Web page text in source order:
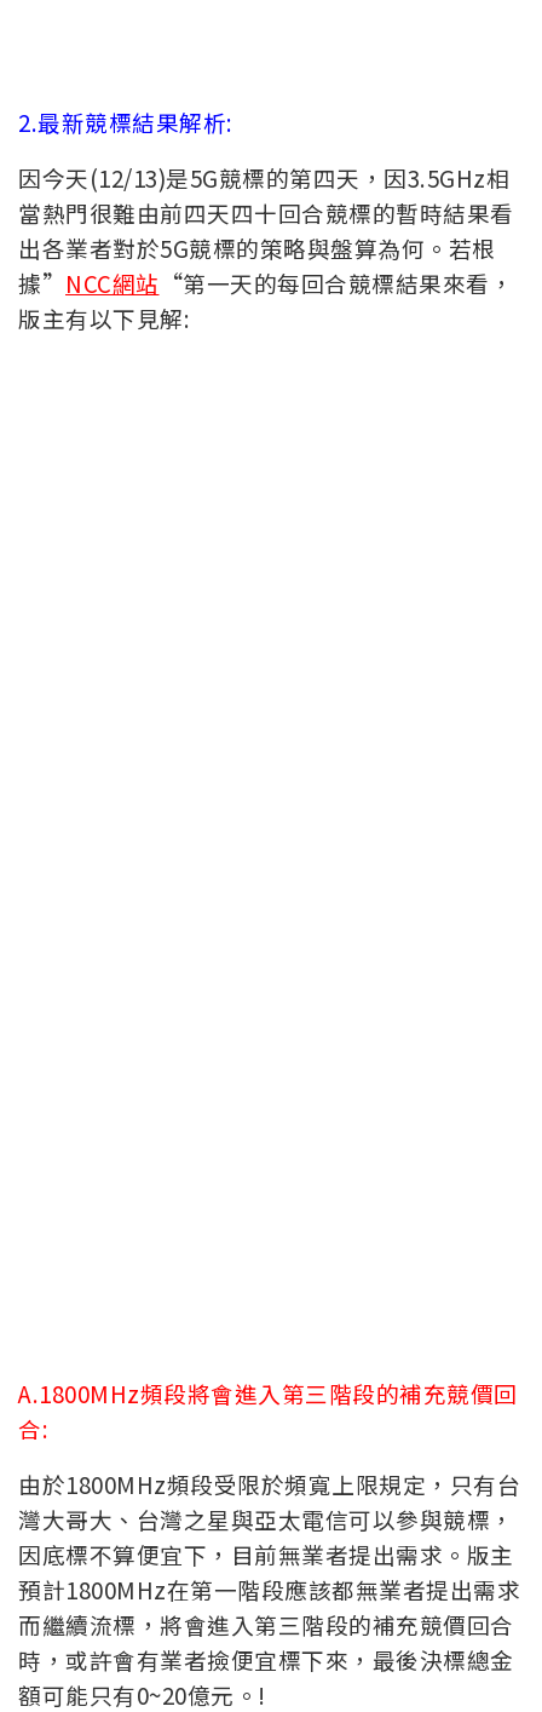
2.最新競標結果解析:
因今天(12/13)是5G競標的第四天，因3.5GHz相
當熱門很難由前四天四十回合競標的暫時結果看
出各業者對於5G競標的策略與盤算為何。若根
據” NCC網站 “第一天的每回合競標結果來看，
版主有以下見解:
A.1800MHz頻段將會進入第三階段的補充競價回
合:
由於1800MHz頻段受限於頻寬上限規定，只有台
灣大哥大、台灣之星與亞太電信可以參與競標，
因底標不算便宜下，目前無業者提出需求。版主
預計1800MHz在第一階段應該都無業者提出需求
而繼續流標，將會進入第三階段的補充競價回合
時，或許會有業者撿便宜標下來，最後決標總金
額可能只有0~20億元。!